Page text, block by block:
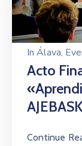
In Álava‚
Acto
Continue